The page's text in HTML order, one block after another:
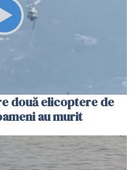
două elicoptere de
au murit